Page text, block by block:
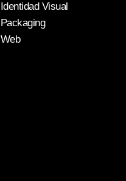
Identidad Visual
Packaging
Web